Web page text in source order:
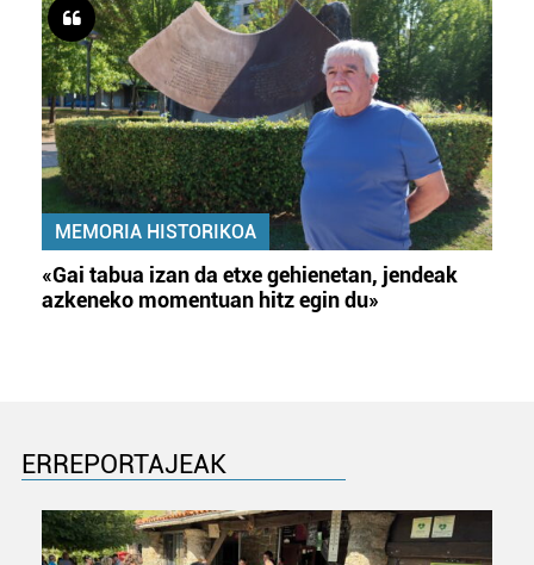
MEMORIA HISTORIKOA
«Gai tabua izan da etxe gehienetan, jendeak
azkeneko momentuan hitz egin du»
ERREPORTAJEAK